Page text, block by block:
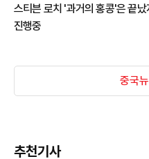
스티븐 로치 '과거의 홍콩'은 끝
진행중
중국
추천기사